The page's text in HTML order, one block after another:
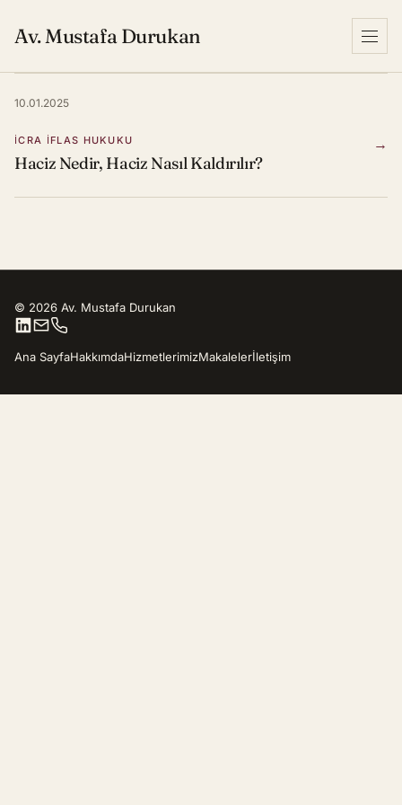
Av. Mustafa Durukan
10.01.2025
İCRA İFLAS HUKUKU
Haciz Nedir, Haciz Nasıl Kaldırılır?
→
© 2026 Av. Mustafa Durukan
Ana SayfaHakkımdaHizmetlerimizMakalelerİletişim